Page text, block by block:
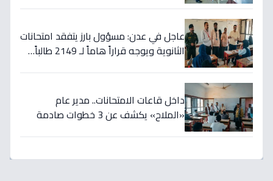
عاجل في عدن: مسؤول بارز يتفقد امتحانات
الثانوية ويوجه قراراً هاماً لـ 2149 طالباً…
داخل قاعات الامتحانات.. مدير عام
«الملاح» يكشف عن 3 خطوات صادمة